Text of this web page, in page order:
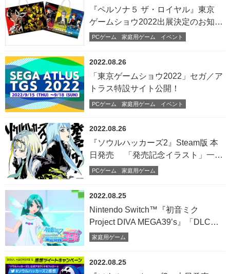
PCゲーム 家庭用ゲーム イベント
『ペルソナ５ ザ・ロイヤル』東京
ゲームショウ2022出展決定のお知ら
せ
2022.08.26
PCゲーム 家庭用ゲーム イベント
「東京ゲームショウ2022」セガ／ア
トラス特設サイト公開！
2022.08.26
PCゲーム 家庭用ゲーム
『ソウルハッカーズ2』Steam版 本
日発売 「発売記念イラスト」一挙
公開！
2022.08.25
家庭用ゲーム
Nintendo Switch™『初音ミク
Project DIVA MEGA39’s』「DLC
シーズン3」配信開始
2022.08.25